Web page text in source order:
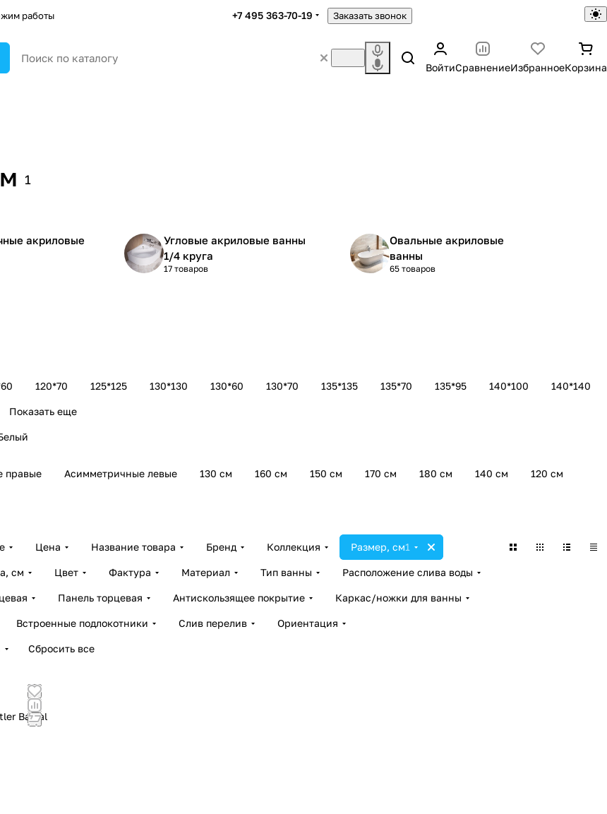
работы +7 495 363-70-19 Заказать звонок
ВойтиСравнениеИзбранноеКорзина
1
акриловые
Угловые акриловые ванны
1/4 круга
17 товаров
Овальные акриловые
ванны
65 товаров
120*70 125*125 130*130 130*60 130*70 135*135 135*70 135*95 140*100 140*140
Показать еще
правые Асимметричные левые 130 см 160 см 150 см 170 см 180 см 140 см 120 см
Цена Название товара Бренд Коллекция Размер, см1
см Цвет Фактура Материал Тип ванны Расположение слива воды
Панель торцевая Антискользящее покрытие Каркас/ножки для ванны
Встроенные подлокотники Слив перелив Ориентация
Сбросить все
Baikal